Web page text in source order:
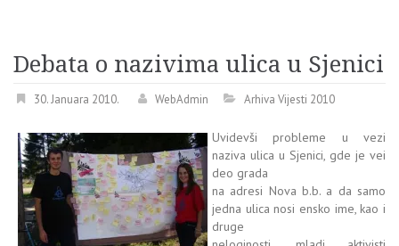
Debata o nazivima ulica u Sjenici
30. Januara 2010. WebAdmin Arhiva Vijesti 2010
Uvidevši probleme u vezi
naziva ulica u Sjenici, gde je vei
deo grada
na adresi Nova b.b. a da samo
jedna ulica nosi ensko ime, kao i
druge